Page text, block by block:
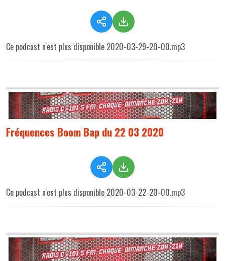
Ce podcast n'est plus disponible 2020-03-29-20-00.mp3
Fréquences Boom Bap du 22 03 2020
Ce podcast n'est plus disponible 2020-03-22-20-00.mp3